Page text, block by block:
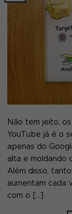
Não tem jeito,
YouTube já é o
apenas do
alta e moldando
Além disso,
aumentam cada
com o […]